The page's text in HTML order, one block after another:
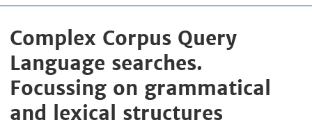
Complex Corpus Query
Language searches.
Focussing on grammatical
and lexical structures